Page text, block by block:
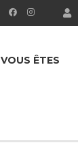
VOUS ÊTES